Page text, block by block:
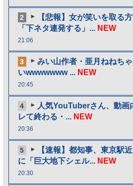
2
【悲報】女が笑いを取る
「下ネタ連発する」... NEW
21:06
3
みい山作者・亜月ねねち
いwwwwwww ... NEW
20:45
4
人気YouTuberさん、動画
レて終わる・... NEW
20:36
5
【速報】都知事、東京駅
に「巨大地下シェル... NEW
20:30